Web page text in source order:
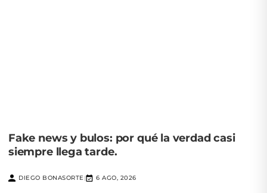
Fake news y bulos: por qué la verdad casi
siempre llega tarde.
DIEGO BONASORTE| 6 AGO, 2026